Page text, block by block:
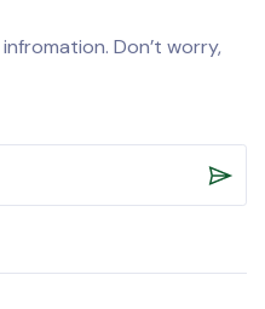
Don’t worry,